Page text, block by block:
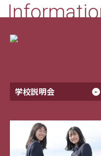
学校説明会